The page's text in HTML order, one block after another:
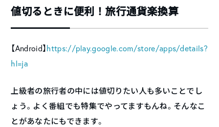
値切るときに便利！旅行通貨楽換算
【Android】 https://play.google.com/store/apps/details?
hl=ja
上級者の旅行者の中には値切りたい人も多いことでし
ょう。よく番組でも特集でやってますもんね。そんなこ
とがあなたにもできます。